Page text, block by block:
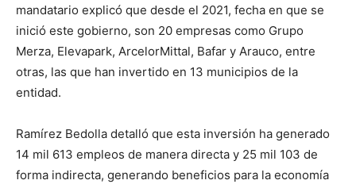
mandatario explicó que desde el 2021, fecha en que se
inició este gobierno, son 20 empresas como Grupo
Merza, Elevapark, ArcelorMittal, Bafar y Arauco, entre
otras, las que han invertido en 13 municipios de la
entidad.
Ramírez Bedolla detalló que esta inversión ha generado
14 mil 613 empleos de manera directa y 25 mil 103 de
forma indirecta, generando beneficios para la economía